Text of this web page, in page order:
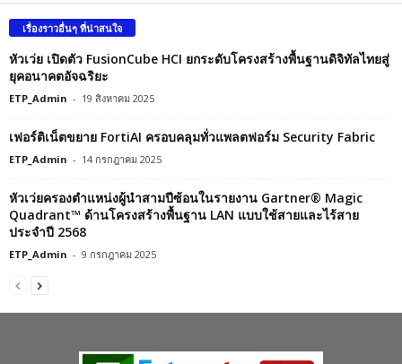
เรื่องราวอื่นๆ ที่น่าสนใจ
หัวเว่ย เปิดตัว FusionCube HCI ยกระดับโครงสร้างพื้นฐานดิจิทัลไทยสู่
ยุคอนาคตอัจฉริยะ
ETP_Admin - 19 สิงหาคม 2025
เฟอร์ติเน็ตขยาย FortiAI ครอบคลุมทั่วแพลตฟอร์ม Security Fabric
ETP_Admin - 14 กรกฎาคม 2025
หัวเว่ยครองตำแหน่งผู้นำสามปีซ้อนในรายงาน Gartner® Magic
Quadrant™ ด้านโครงสร้างพื้นฐาน LAN แบบใช้สายและไร้สาย
ประจำปี 2568
ETP_Admin - 9 กรกฎาคม 2025